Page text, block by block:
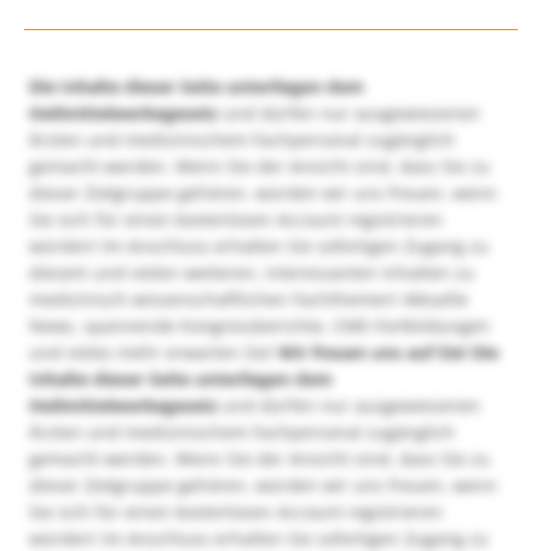
Die Inhalte dieser Seite unterliegen dem
Heilmittelwerbegesetzund dürfen nur ausgewiesenen
Ärzten und medizinischem Fachpersonal zugänglich
gemacht werden. Wenn Sie der Ansicht sind, dass Sie zu
dieser Zielgruppe gehören, würden wir uns freuen, wenn
Sie sich für einen kostenlosen Account registrieren
würden! Im Anschluss erhalten Sie sofortigen Zugang zu
diesem und vielen weiteren, interessanten Inhalten zu
medizinisch-wissenschaftlichen Fachthemen! Aktuelle
News, spannende Kongressberichte, CME-Fortbildungen
und vieles mehr erwarten Sie!Wir freuen uns auf Sie! Die
Inhalte dieser Seite unterliegen dem
Heilmittelwerbegesetzund dürfen nur ausgewiesenen
Ärzten und medizinischem Fachpersonal zugänglich
gemacht werden. Wenn Sie der Ansicht sind, dass Sie zu
dieser Zielgruppe gehören, würden wir uns freuen, wenn
Sie sich für einen kostenlosen Account registrieren
würden! Im Anschluss erhalten Sie sofortigen Zugang zu